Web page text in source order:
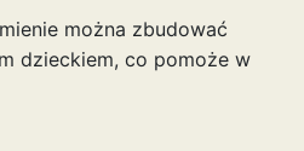
można zbudować
dzieckiem, co pomoże w